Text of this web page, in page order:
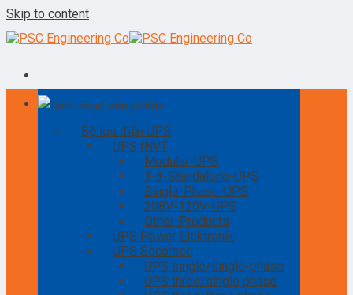
Skip to content
Danh mục sản phẩm
Bộ lưu điện UPS
UPS INVT
Modular-UPS
3-3-Standalone-UPS
Single-Phase-UPS
208V-120V-UPS
Other-Products
UPS Power Elektronik
UPS Socomec
UPS single/single-phase
UPS three/single phase